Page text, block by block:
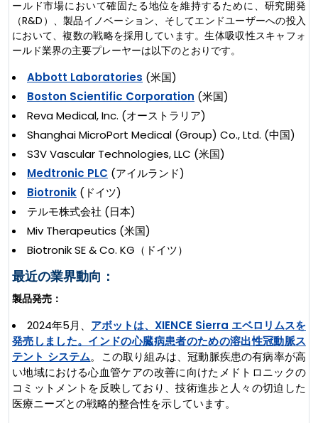
ールド市場において確固たる地位を維持するために、研究開発
（R&D）、製品イノベーション、そしてエンドユーザーへの投入
において、複数の戦略を採用しています。生体吸収性スキャフォ
ールド業界の主要プレーヤーは以下のとおりです。
Abbott Laboratories (米国)
Boston Scientific Corporation (米国)
Reva Medical, Inc. (オーストラリア)
Shanghai MicroPort Medical (Group) Co., Ltd. (中国)
S3V Vascular Technologies, LLC (米国)
Medtronic PLC (アイルランド)
Biotronik (ドイツ)
テルモ株式会社 (日本)
Miv Therapeutics (米国)
Biotronik SE & Co. KG（ドイツ）
最近の業界動向：
製品発売：
2024年5月、 アボットは、XIENCE Sierra エベロリムスを
発売しました。インドの心臓病患者のための溶出性冠動脈ス
テント システム。この取り組みは、冠動脈疾患の有病率が高
い地域における心血管ケアの改善に向けたメドトロニックの
コミットメントを反映しており、技術進歩と人々の切迫した
医療ニーズとの戦略的整合性を示しています。